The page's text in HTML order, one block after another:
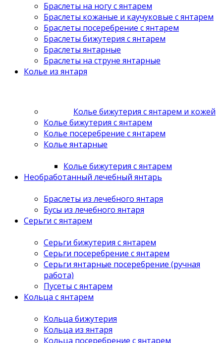
Браслеты на ногу с янтарем
Браслеты кожаные и каучуковые с янтарем
Браслеты посеребрение с янтарем
Браслеты бижутерия с янтарем
Браслеты янтарные
Браслеты на струне янтарные
Колье из янтаря
Колье бижутерия с янтарем и кожей
Колье бижутерия с янтарем
Колье посеребрение с янтарем
Колье янтарные
Колье бижутерия с янтарем
Необработанный лечебный янтарь
Браслеты из лечебного янтаря
Бусы из лечебного янтаря
Серьги с янтарем
Серьги бижутерия с янтарем
Серьги посеребрение с янтарем
Серьги янтарные посеребрение (ручная
работа)
Пусеты с янтарем
Кольца с янтарем
Кольца бижутерия
Кольца из янтаря
Кольца посеребрение с янтарем